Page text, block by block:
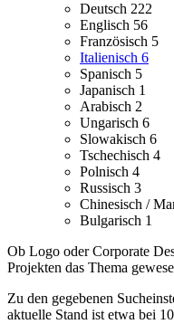
Deutsch 222
Englisch 56
Französisch 5
Italienisch 6
Spanisch 5
Japanisch 1
Arabisch 2
Ungarisch 6
Slowakisch 6
Tschechisch 4
Polnisch 4
Russisch 3
Chinesisch /
Bulgarisch 1
Ob Logo oder Corporate
Projekten das Thema
Zu den gegebenen
aktuelle Stand ist etwa bei